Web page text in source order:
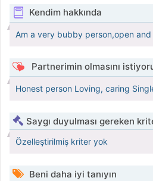
Kendim hakkında
Am a very bubby person,open
Partnerimin olmasını
Honest person Loving, caring
Saygı duyulması gereken
Özelleştirilmiş kriter yok
Beni daha iyi tanıyın